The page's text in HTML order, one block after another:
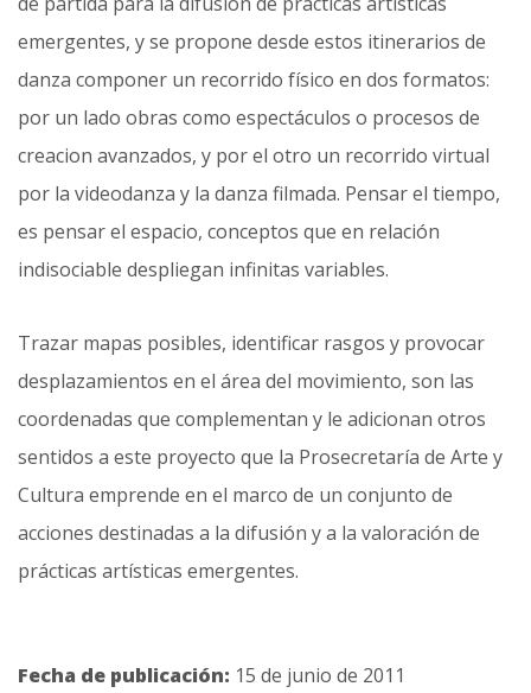
emergentes, y se propone desde estos itinerarios de
danza componer un recorrido físico en dos formatos:
por un lado obras como espectáculos o procesos de
creacion avanzados, y por el otro un recorrido virtual
por la videodanza y la danza filmada. Pensar el tiempo,
es pensar el espacio, conceptos que en relación
indisociable despliegan infinitas variables.
Trazar mapas posibles, identificar rasgos y provocar
desplazamientos en el área del movimiento, son las
coordenadas que complementan y le adicionan otros
sentidos a este proyecto que la Prosecretaría de Arte y
Cultura emprende en el marco de un conjunto de
acciones destinadas a la difusión y a la valoración de
prácticas artísticas emergentes.
Fecha de publicación: 15 de junio de 2011